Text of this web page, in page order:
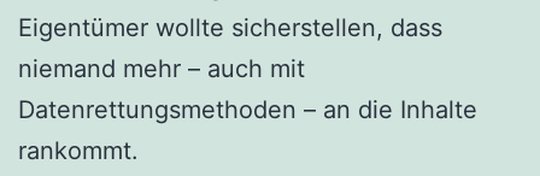
Eigentümer wollte sicherstellen, dass
niemand mehr – auch mit
Datenrettungsmethoden – an die Inhalte
rankommt.